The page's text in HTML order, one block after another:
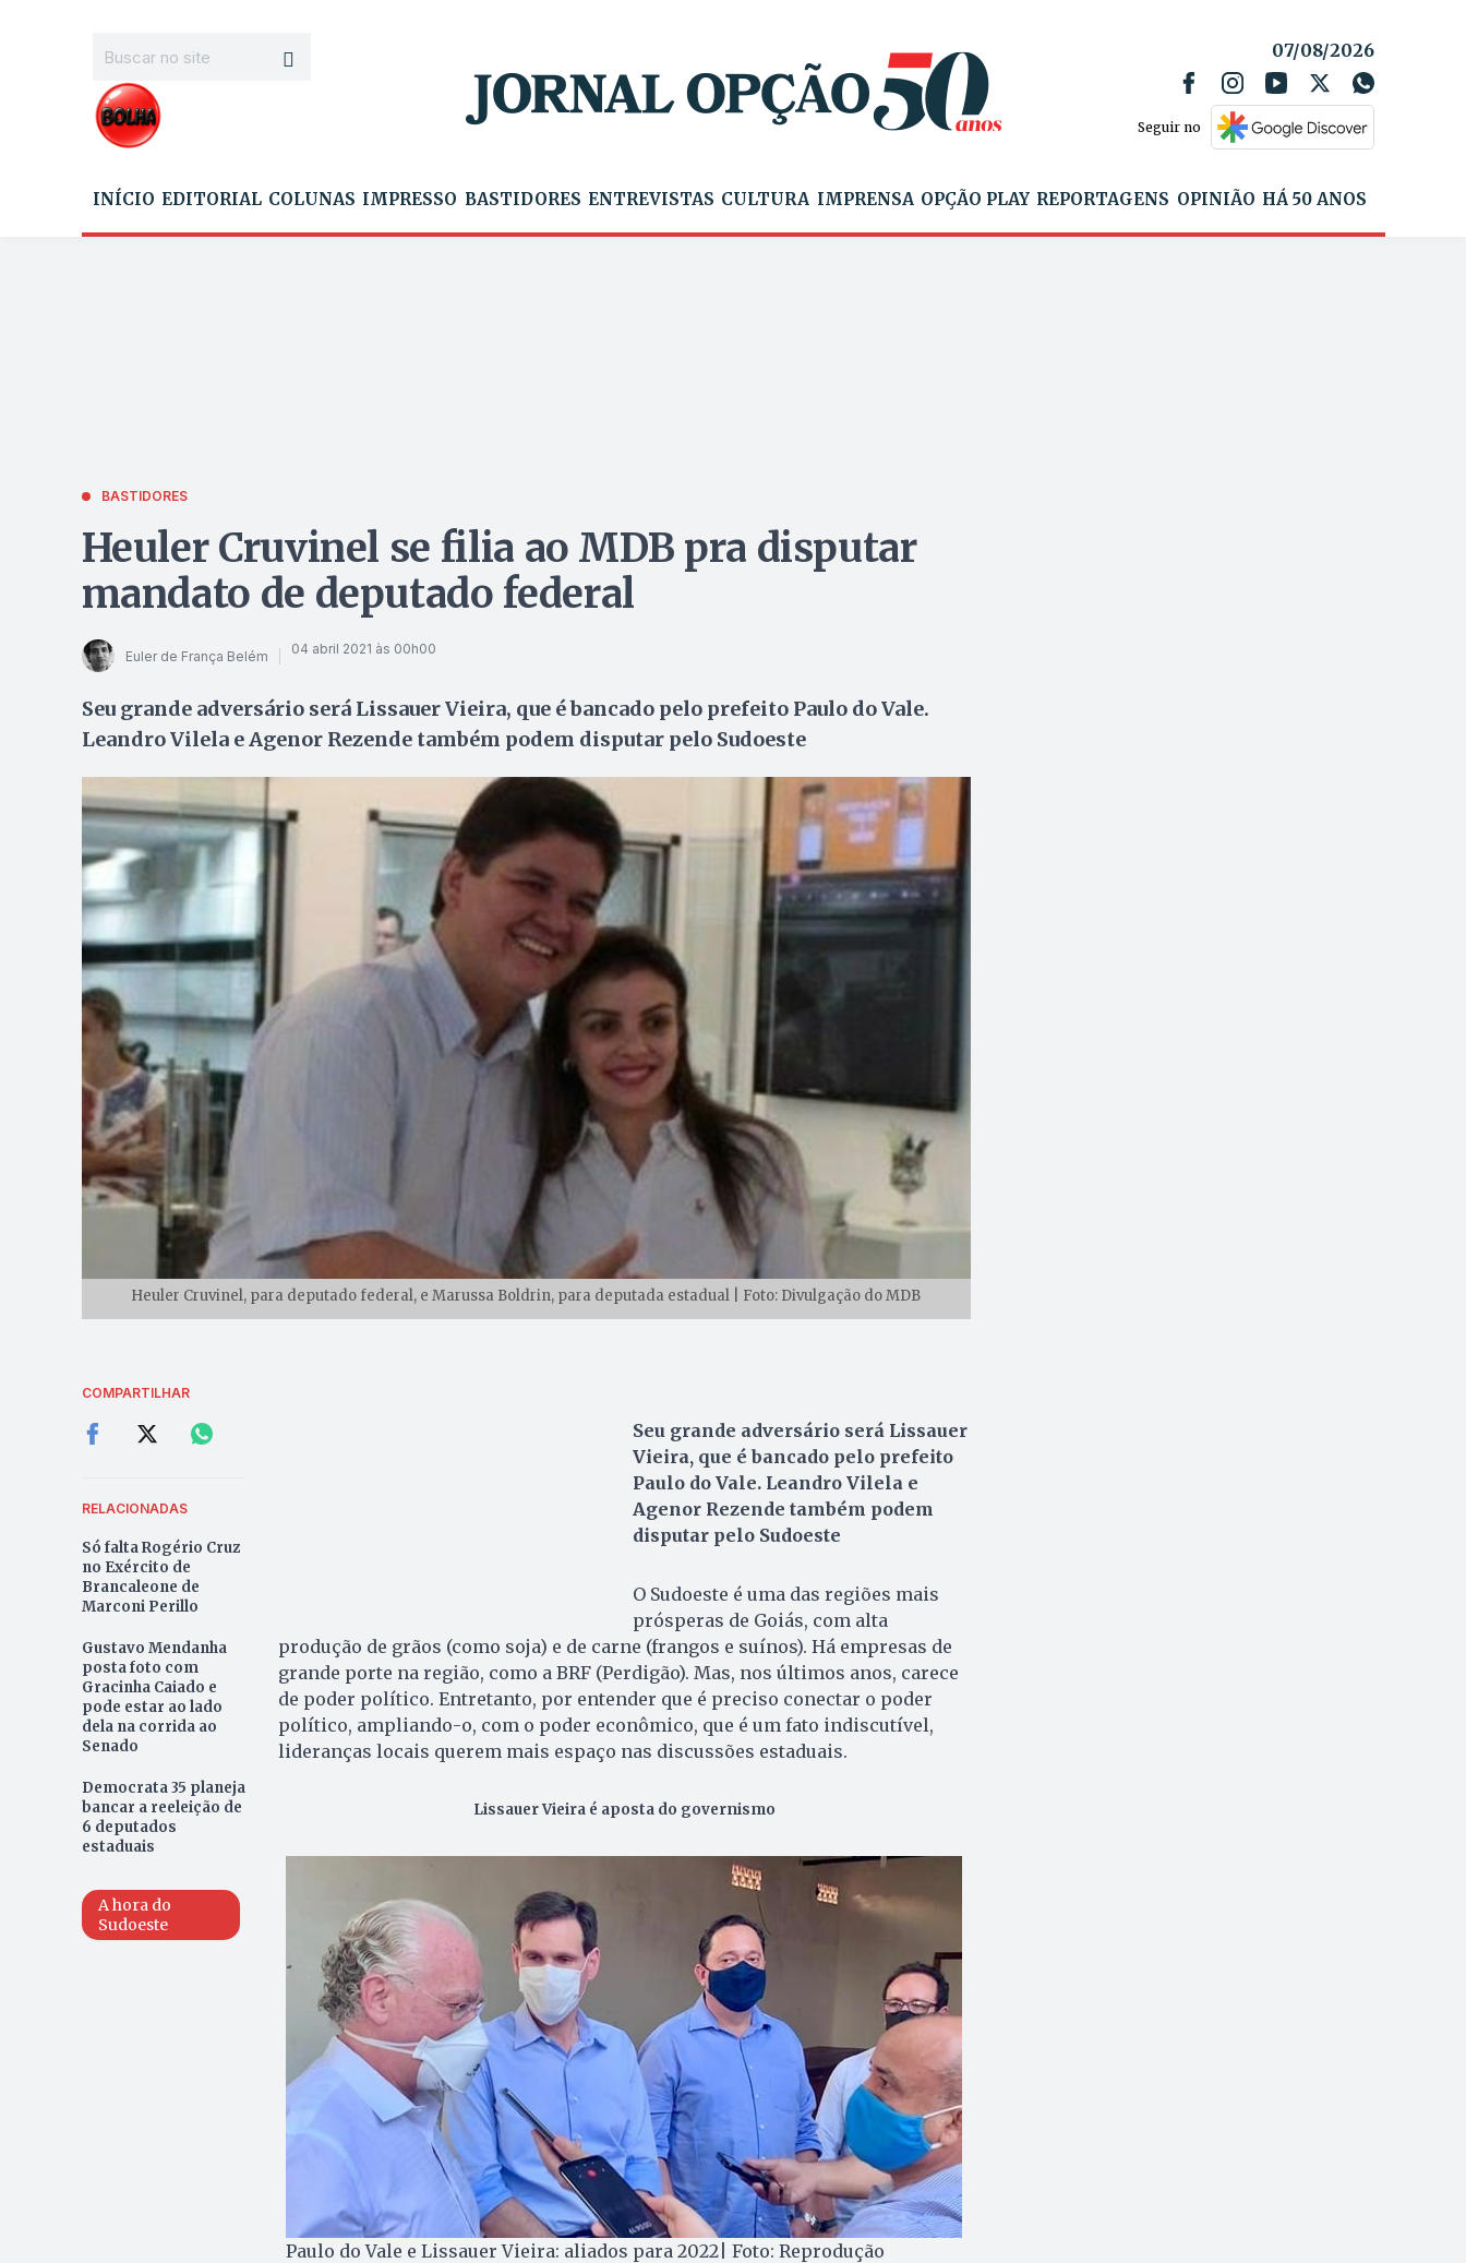
07/08/2026
Seguir no
INÍCIO EDITORIAL COLUNAS IMPRESSO BASTIDORES ENTREVISTAS CULTURA IMPRENSA OPÇÃO PLAY REPORTAGENS OPINIÃO HÁ 50 ANOS
BASTIDORES
Heuler Cruvinel se filia ao MDB pra disputar
mandato de deputado federal
Euler de França Belém 04 abril 2021 às 00h00
Seu grande adversário será Lissauer Vieira, que é bancado pelo prefeito Paulo do Vale.
Leandro Vilela e Agenor Rezende também podem disputar pelo Sudoeste
Heuler Cruvinel, para deputado federal, e Marussa Boldrin, para deputada estadual | Foto: Divulgação do MDB
COMPARTILHAR
RELACIONADAS
Só falta Rogério Cruz
no Exército de
Brancaleone de
Marconi Perillo
Gustavo Mendanha
posta foto com
Gracinha Caiado e
pode estar ao lado
dela na corrida ao
Senado
Democrata 35 planeja
bancar a reeleição de
6 deputados
estaduais
A hora do
Sudoeste
Seu grande adversário será Lissauer
Vieira, que é bancado pelo prefeito
Paulo do Vale. Leandro Vilela e
Agenor Rezende também podem
disputar pelo Sudoeste
O Sudoeste é uma das regiões mais
prósperas de Goiás, com alta
produção de grãos (como soja) e de carne (frangos e suínos). Há empresas de
grande porte na região, como a BRF (Perdigão). Mas, nos últimos anos, carece
de poder político. Entretanto, por entender que é preciso conectar o poder
político, ampliando-o, com o poder econômico, que é um fato indiscutível,
lideranças locais querem mais espaço nas discussões estaduais.
Lissauer Vieira é aposta do governismo
Paulo do Vale e Lissauer Vieira: aliados para 2022| Foto: Reprodução